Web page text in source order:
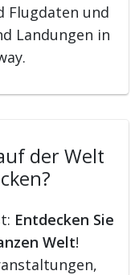
Flugdaten und
Landungen in
der Welt
Entdecken Sie
Welt!